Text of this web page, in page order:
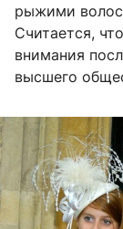
рыжими
Считается,
внимания
высшего